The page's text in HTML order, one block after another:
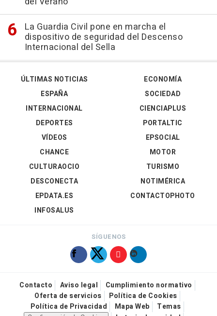
La Guardia Civil pone en marcha el
dispositivo de seguridad del Descenso
Internacional del Sella
ÚLTIMAS NOTICIAS
ESPAÑA
INTERNACIONAL
DEPORTES
VÍDEOS
ECONOMÍA
SOCIEDAD
CIENCIAPLUS
PORTALTIC
EPSOCIAL
CHANCE
CULTURAOCIO
DESCONECTA
EPDATA.ES
INFOSALUS
MOTOR
TURISMO
NOTIMÉRICA
CONTACTOPHOTO
SÍGUENOS
Contacto Aviso legal
Cumplimiento normativo
Oferta de servicios
Política de Cookies
Política de Privacidad
Mapa Web
Temas